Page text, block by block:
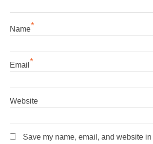
Name*
Email *
Website
Save my name, email, and website